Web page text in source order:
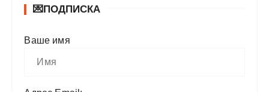
💌ПОДПИСКА
Ваше имя